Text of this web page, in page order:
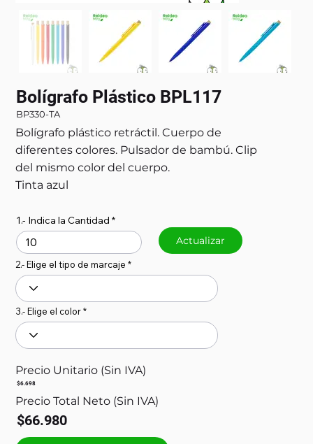
Bolígrafo Plástico BPL117
BP330-TA
Bolígrafo plástico retráctil. Cuerpo de
diferentes colores. Pulsador de bambú. Clip
del mismo color del cuerpo.
Tinta azul
1.- Indica la Cantidad
Actualizar
2.- Elige el tipo de marcaje
3.- Elige el color
Precio Unitario (Sin IVA)
$6.698
Precio Total Neto (Sin IVA)
$66.980